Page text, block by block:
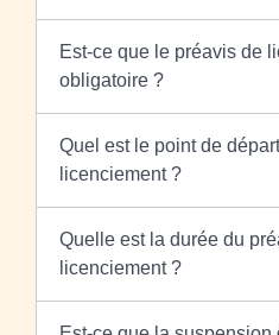
Est-ce que le préavis de
obligatoire ?
Quel est le point de
licenciement ?
Quelle est la durée du
licenciement ?